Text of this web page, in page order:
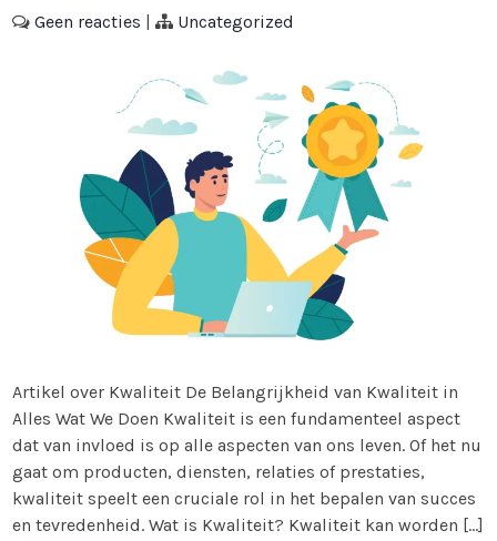
Geen reacties | Uncategorized
Artikel over Kwaliteit De Belangrijkheid van Kwaliteit in
Alles Wat We Doen Kwaliteit is een fundamenteel aspect
dat van invloed is op alle aspecten van ons leven. Of het nu
gaat om producten, diensten, relaties of prestaties,
kwaliteit speelt een cruciale rol in het bepalen van succes
en tevredenheid. Wat is Kwaliteit? Kwaliteit kan worden […]